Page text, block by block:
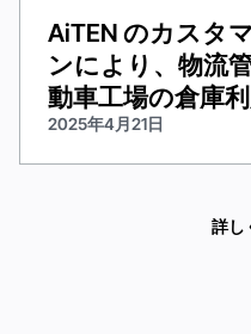
AiTEN のカスタ
ンにより、物流
動車工場の倉庫
2025年4月21日
詳し